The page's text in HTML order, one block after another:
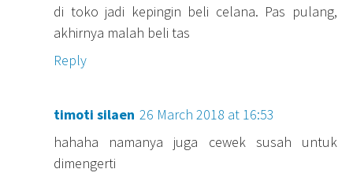
di toko jadi kepingin beli celana. Pas pulang,
akhirnya malah beli tas
Reply
timoti silaen 26 March 2018 at 16:53
hahaha namanya juga cewek susah untuk
dimengerti